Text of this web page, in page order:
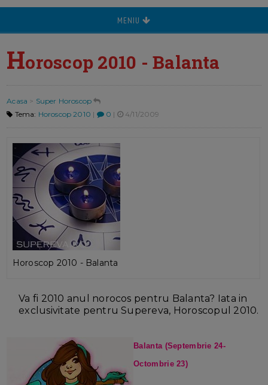
MENIU
Horoscop 2010 - Balanta
Acasa > Super Horoscop
Tema: Horoscop 2010 | 0 | 4/11/2009
Horoscop 2010 - Balanta
Va fi 2010 anul norocos pentru Balanta? Iata in
exclusivitate pentru Supereva, Horoscopul 2010.
Balanta (Septembrie 24-
Octombrie 23)